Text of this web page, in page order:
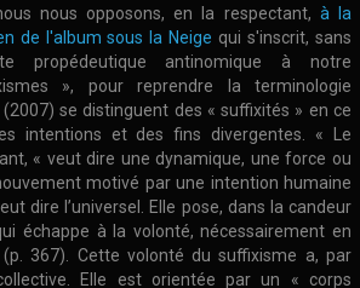
nous opposons, en la respectant, à la
de l'album sous la Neige qui s'inscrit, sans
propédeutique antinomique à notre
», pour reprendre la terminologie
se distinguent des « suffixités » en ce
intentions et des fins divergentes. « Le
« veut dire une dynamique, une force ou
motivé par une intention humaine
dire l’universel. Elle pose, dans la candeur
échappe à la volonté, nécessairement en
(p. 367). Cette volonté du suffixisme a, par
Elle est orientée par un « corps